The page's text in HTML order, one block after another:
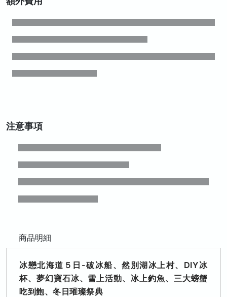
注意事項
商品明細
冰戀北海道５日-破冰船、然別湖冰上村、DIY冰
杯、夢幻寶石冰、雪上活動、冰上釣魚、三大螃蟹
吃到飽、冬日璀璨祭典